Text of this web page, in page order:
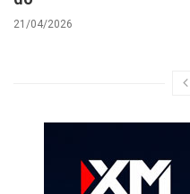
21/04/2026